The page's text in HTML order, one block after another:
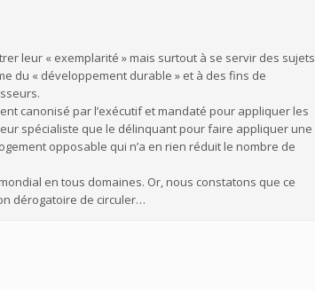
leur « exemplarité » mais surtout à se servir des sujets
du « développement durable » et à des fins de
canonisé par l’exécutif et mandaté pour appliquer les
spécialiste que le délinquant pour faire appliquer une
opposable qui n’a en rien réduit le nombre de
en tous domaines. Or, nous constatons que ce
dérogatoire de circuler…